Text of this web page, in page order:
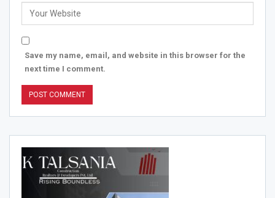
Save my name, email, and website in this browser for the
next time I comment.